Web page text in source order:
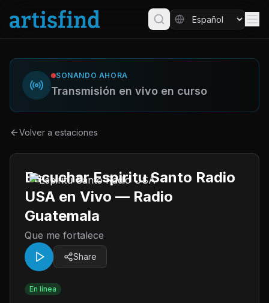
SONANDO AHORA
Transmisión en vivo en curso
Volver a estaciones
Escuchar Espiritu Santo Radio
USA en Vivo — Radio
Guatemala
Que me fortalece
Share
En línea